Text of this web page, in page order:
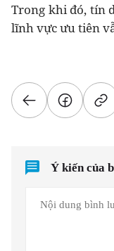
Trong khi đó, tín
lĩnh vực ưu tiên
Ý kiến của